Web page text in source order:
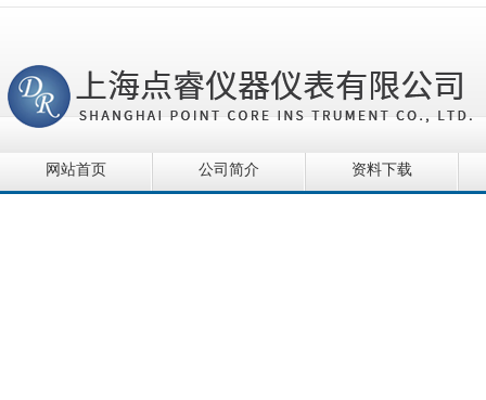
网站首页 公司简介 资料下载